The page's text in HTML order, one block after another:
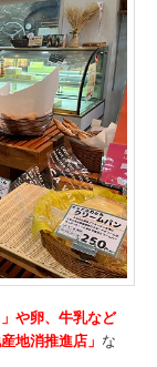
や卵、牛乳など
産地消推進店」 な